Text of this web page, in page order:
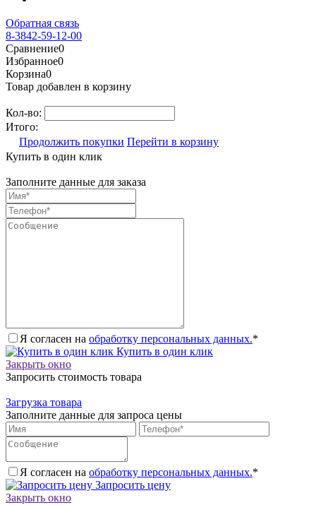
Обратная связь
8-3842-59-12-00
Сравнение0
Избранное0
Корзина0
Товар добавлен в корзину
Кол-во:
Итого:
Продолжить покупки Перейти в корзину
Купить в один клик
Заполните данные для заказа
Я согласен на обработку персональных данных.*
Купить в один клик
Закрыть окно
Запросить стоимость товара
Загрузка товара
Заполните данные для запроса цены
Я согласен на обработку персональных данных.*
Запросить цену
Закрыть окно